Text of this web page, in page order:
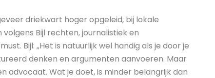
driekwart hoger opgeleid, bij lokale
Bijl rechten, journalistiek en
Bijl: „Het is natuurlijk wel handig als je door je
denken en argumenten aanvoeren. Maar
advocaat. Wat je doet, is minder belangrijk dan